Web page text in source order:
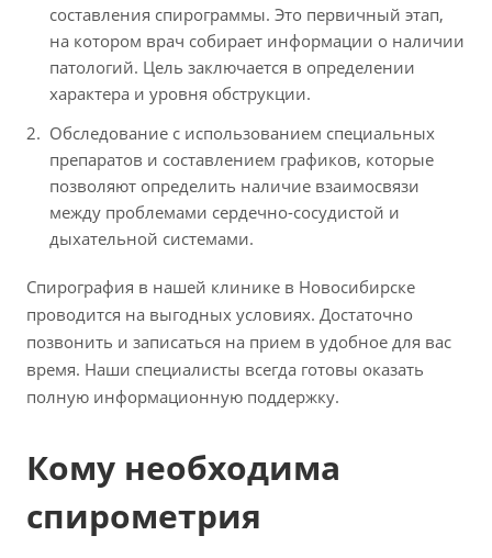
составления спирограммы. Это первичный этап,
на котором врач собирает информации о наличии
патологий. Цель заключается в определении
характера и уровня обструкции.
Обследование с использованием специальных
препаратов и составлением графиков, которые
позволяют определить наличие взаимосвязи
между проблемами сердечно-сосудистой и
дыхательной системами.
Спирография в нашей клинике в Новосибирске
проводится на выгодных условиях. Достаточно
позвонить и записаться на прием в удобное для вас
время. Наши специалисты всегда готовы оказать
полную информационную поддержку.
Кому необходима
спирометрия